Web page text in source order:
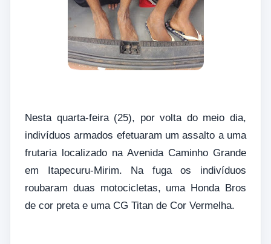
Nesta quarta-feira (25), por volta do meio dia,
indivíduos armados efetuaram um assalto a uma
frutaria localizado na Avenida Caminho Grande
em Itapecuru-Mirim. Na fuga os indivíduos
roubaram duas motocicletas, uma Honda Bros
de cor preta e uma CG Titan de Cor Vermelha.